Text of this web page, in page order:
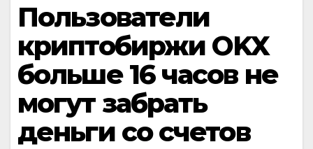
Пользователи
криптобиржи OKX
больше 16 часов не
могут забрать
деньги со счетов